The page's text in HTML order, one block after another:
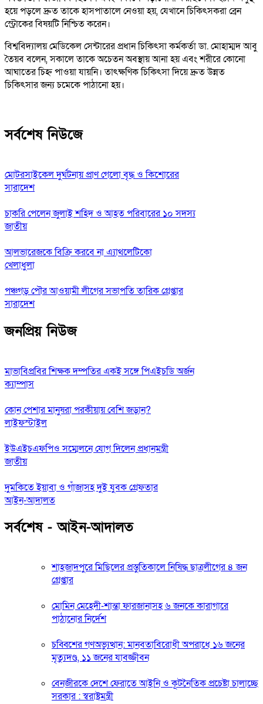
হয়ে পড়লে দ্রুত তাকে হাসপাতালে নেওয়া হয়, যেখানে চিকিৎসকরা ব্রেন
স্ট্রোকের বিষয়টি নিশ্চিত করেন।
বিশ্ববিদ্যালয় মেডিকেল সেন্টারের প্রধান চিকিৎসা কর্মকর্তা ডা. মোহাম্মদ আবু
তৈয়ব বলেন, সকালে তাকে অচেতন অবস্থায় আনা হয় এবং শরীরে কোনো
আঘাতের চিহ্ন পাওয়া যায়নি। তাৎক্ষণিক চিকিৎসা দিয়ে দ্রুত উন্নত
চিকিৎসার জন্য চমেকে পাঠানো হয়।
সর্বশেষ নিউজে
মোটরসাইকেল দুর্ঘটনায় প্রাণ গেলো বৃদ্ধ ও কিশোরের
সারাদেশ
চাকরি পেলেন জুলাই শহিদ ও আহত পরিবারের ১০ সদস্য
জাতীয়
আলভারেজকে বিক্রি করবে না এ্যাথলেটিকো
খেলাধুলা
পঞ্চগড় পৌর আওয়ামী লীগের সভাপতি তারিক গ্রেপ্তার
সারাদেশ
জনপ্রিয় নিউজ
মাভাবিপ্রবির শিক্ষক দম্পতির একই সঙ্গে পিএইচডি অর্জন
ক্যাম্পাস
কোন পেশার মানুষরা পরকীয়ায় বেশি জড়ান?
লাইফস্টাইল
ইউএইচএফপিও সম্মেলনে যোগ দিলেন প্রধানমন্ত্রী
জাতীয়
দুমকিতে ইয়াবা ও গাঁজাসহ দুই যুবক গ্রেফতার
আইন-আদালত
সর্বশেষ - আইন-আদালত
শাহজাদপুরে মিছিলের প্রস্তুতিকালে নিষিদ্ধ ছাত্রলীগের ৪ জন
গ্রেপ্তার
মোমিন মেহেদী-শান্তা ফারজানাসহ ৬ জনকে কারাগারে
পাঠানোর নির্দেশ
চব্বিশের গণঅভ্যুত্থান: মানবতাবিরোধী অপরাধে ১৬ জনের
মৃত্যুদণ্ড, ১১ জনের যাবজ্জীবন
বেনজীরকে দেশে ফেরাতে আইনি ও কূটনৈতিক প্রচেষ্টা চালাচ্ছে
সরকার : স্বরাষ্ট্রমন্ত্রী